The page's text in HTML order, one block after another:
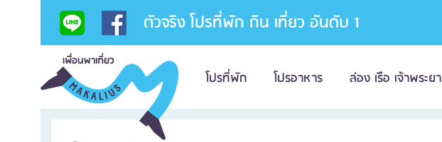
ตัวจริง โปรที่พัก กิน เที่ยว อันดับ 1
โปรที่พัก โปรอาหาร ล่อง เรือ เจ้าพระยา